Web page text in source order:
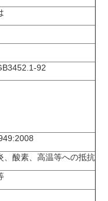
92
、酸素、高温等への抵抗